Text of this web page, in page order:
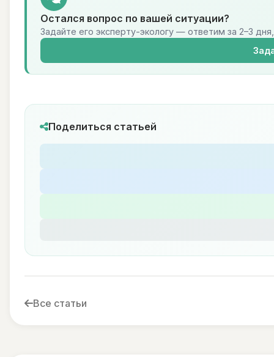
Остался вопрос по вашей ситуации?
Задайте его эксперту-экологу — ответим за 2–3
Поделиться статьей
Все статьи